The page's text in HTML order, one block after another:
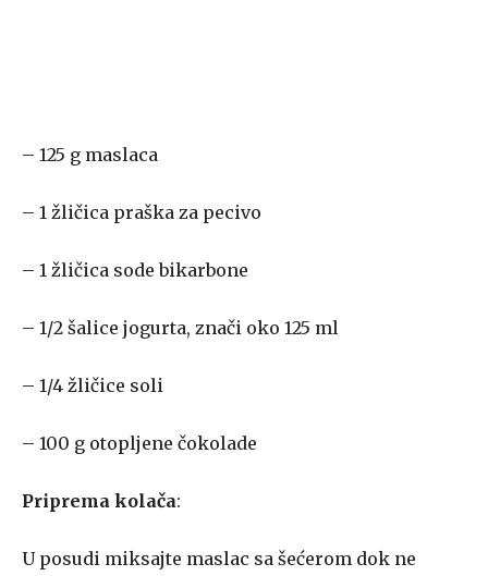
– 125 g maslaca
– 1 žličica praška za pecivo
– 1 žličica sode bikarbone
– 1/2 šalice jogurta, znači oko 125 ml
– 1/4 žličice soli
– 100 g otopljene čokolade
Priprema kolača:
U posudi miksajte maslac sa šećerom dok ne